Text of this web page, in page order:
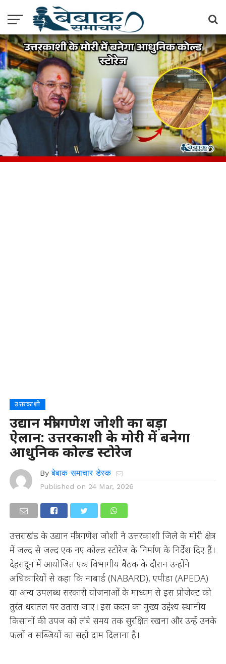
उत्तरकाशी
उद्यान मंत्री गणेश जोशी का बड़ा
ऐलान: उत्तरकाशी के मोरी में बनेगा
आधुनिक कोल्ड स्टोरेज
By बेबाक समाचार डेस्क
Published on 24 Mar, 2026
उत्तराखंड के उद्यान मंत्री गणेश जोशी ने उत्तरकाशी जिले के मोरी क्षेत्र
में जल्द से जल्द एक नए कोल्ड स्टोरेज के निर्माण के निर्देश दिए हैं।
देहरादून में आयोजित एक विभागीय बैठक के दौरान उन्होंने
अधिकारियों से कहा कि नाबार्ड (NABARD), एपीडा (APEDA)
या अन्य उपलब्ध सरकारी योजनाओं के माध्यम से इस प्रोजेक्ट को
तुरंत धरातल पर उतारा जाए। इस कदम का मुख्य उद्देश्य स्थानीय
किसानों की उपज को लंबे समय तक सुरक्षित रखना और उन्हें उनके
फलों व सब्जियों का सही दाम दिलाना है।